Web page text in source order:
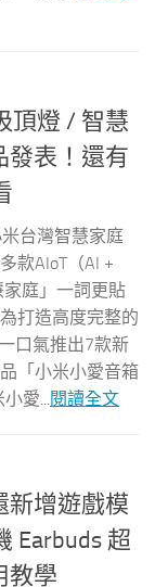
頂燈 / 智慧
發表！還有
台灣智慧家庭
款AIoT（AI +
庭」一詞更貼
打造高度完整的
口氣推出7款新
「小米小愛音箱
愛...閱讀全文
新增遊戲模
Earbuds 超
教學